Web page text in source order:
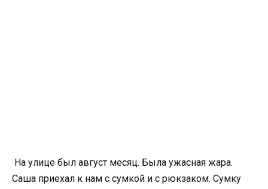
На улице был август месяц. Была ужасная жара.
Саша приехал к нам с сумкой и с рюкзаком. Сумку